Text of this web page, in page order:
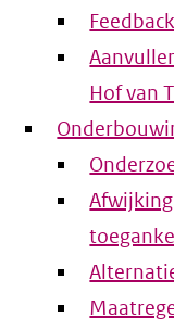
Hof van